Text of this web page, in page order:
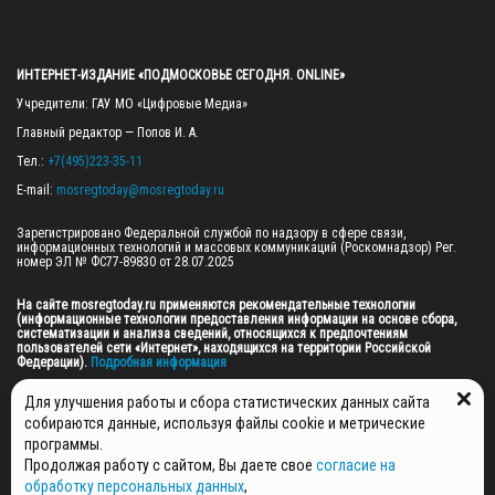
ИНТЕРНЕТ-ИЗДАНИЕ «ПОДМОСКОВЬЕ СЕГОДНЯ. ONLINE»
Учредители: ГАУ МО «Цифровые Медиа»
Главный редактор — Попов И. А.
Тел.: +7(495)223-35-11
E-mail: mosregtoday@mosregtoday.ru
Зарегистрировано Федеральной службой по надзору в сфере связи,
информационных технологий и массовых коммуникаций (Роскомнадзор) Рег.
номер ЭЛ № ФС77-89830 от 28.07.2025
На сайте mosregtoday.ru применяются рекомендательные технологии
(информационные технологии предоставления информации на основе сбора,
систематизации и анализа сведений, относящихся к предпочтениям
пользователей сети «Интернет», находящихся на территории Российской
Федерации). Подробная информация
© 2026 ПРАВА НА ВСЕ МАТЕРИАЛЫ САЙТА ПРИНАДЛЕЖАТ ГАУ МО "ЦИФРОВЫЕ
МЕДИА" (ОГРН: 1255000059467).
ПОЛИТИКА ОБРАБОТКИ И ЗАЩИТЫ ПЕРСОНАЛЬНЫХ ДАННЫХ
Для улучшения работы и сбора статистических данных сайта
собираются данные, используя файлы cookie и метрические
программы.
Продолжая работу с сайтом, Вы даете свое согласие на
обработку персональных данных,